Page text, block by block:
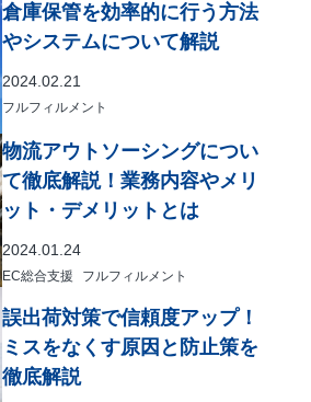
倉庫保管を効率的に行う方法
やシステムについて解説
2024.02.21
フルフィルメント
物流アウトソーシングについ
て徹底解説！業務内容やメリ
ット・デメリットとは
2024.01.24
EC総合支援 フルフィルメント
誤出荷対策で信頼度アップ！
ミスをなくす原因と防止策を
徹底解説